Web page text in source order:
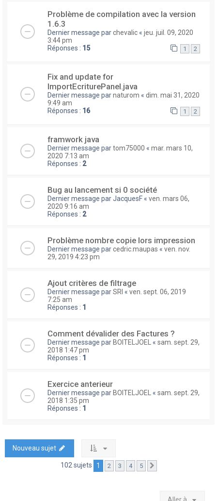
Problème de compilation avec la version
1.6.3
Dernier message parchevalic « jeu. juil. 09, 2020
3:44 pm
Réponses : 15 1 2
Fix and update for
ImportEcriturePanel.java
Dernier message parnaturom « dim. mai 31, 2020
9:49 am
Réponses : 16 1 2
framwork java
Dernier message partom75000 « mar. mars 10,
2020 7:13 am
Réponses : 2
Bug au lancement si 0 société
Dernier message parJacquesF « ven. mars 06,
2020 9:16 am
Réponses : 2
Problème nombre copie lors impression
Dernier message parcedric.maupas « ven. nov.
29, 2019 4:23 pm
Ajout critères de filtrage
Dernier message parSRI « ven. sept. 06, 2019
7:25 am
Réponses : 1
Comment dévalider des Factures ?
Dernier message par BOITELJOEL « sam. sept. 29,
2018 1:47 pm
Réponses : 1
Exercice anterieur
Dernier message par BOITELJOEL « sam. sept. 29,
2018 1:35 pm
Réponses : 1
Nouveau sujet
102 sujets 1 2 3 4 5